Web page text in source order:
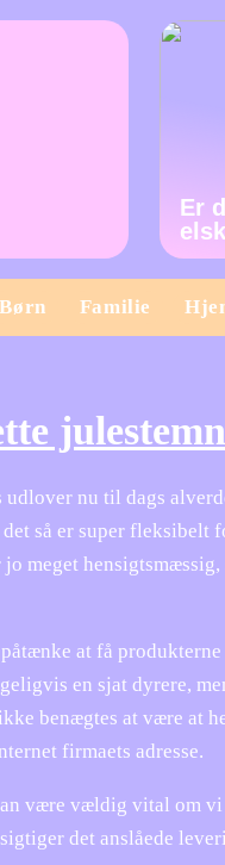
Er
Børn Familie
nu til dags
så er super fleksibelt
meget
påtænke at få
en sjat dyrere,
benægtes at være at
firmaets adresse.
være vældig vital om
det anslåede